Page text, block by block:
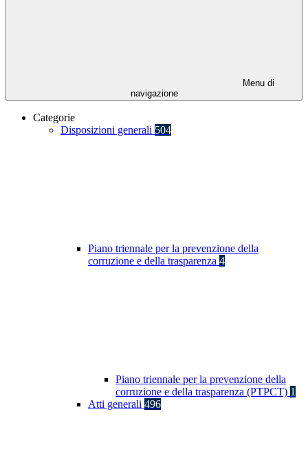
Menu di
navigazione
Categorie
Disposizioni generali 504
Piano triennale per la prevenzione della
corruzione e della trasparenza 4
Piano triennale per la prevenzione della
corruzione e della trasparenza (PTPCT) 1
Atti generali 496